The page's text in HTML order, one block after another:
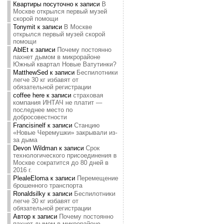
Квартиры посуточнок записи В
Москве открылся первый музей
скорой помощи
Tonymitк записи В Москве
открылся первый музей скорой
помощи
AblEtк записи Почему постоянно
пахнет дымом в микрорайоне
Южный квартал Новые Ватутинки?
MatthewSed к записи Беспилотники
легче 30 кг избавят от
обязательной регистрации
coffee hereк записи страховая
компания ИНТАЧ не платит —
последнее место по
добросовестности
Francisinelfк записи Станцию
«Новые Черемушки» закрывали из-
за дыма
Devon Wildmanк записи Срок
технологического присоединения в
Москве сократится до 80 дней в
2016 г.
PlealeElomaк записи Перемещение
брошенного транспорта
Ronaldsilkyк записи Беспилотники
легче 30 кг избавят от
обязательной регистрации
Авторк записи Почему постоянно